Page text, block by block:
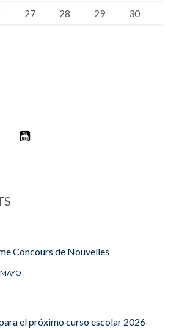
27 28 29
30
Concours de Nouvelles
MAYO
el próximo curso escolar 2026-